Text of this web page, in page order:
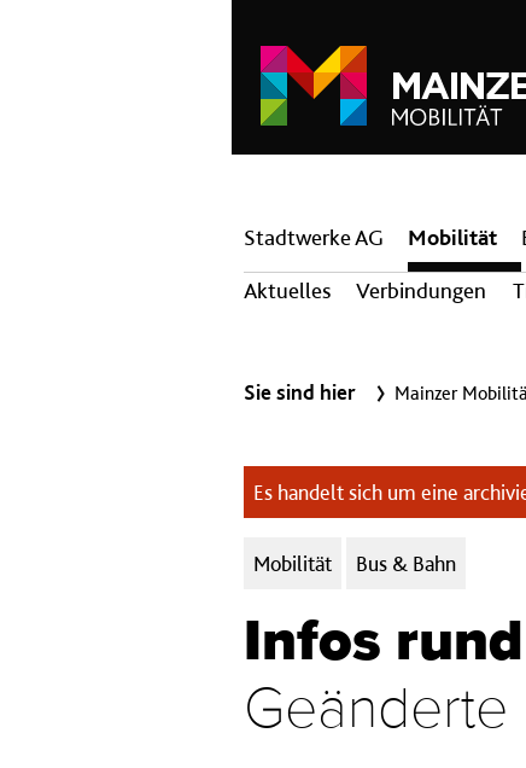
Hauptnavigation
Stadtwerke AG
Mobilität
Aktuelles
Verbindungen
Sie sind hier Mainzer
Es handelt sich um eine
Kategorien:
Mobilität Bus & Bahn
Infos
Geänderte